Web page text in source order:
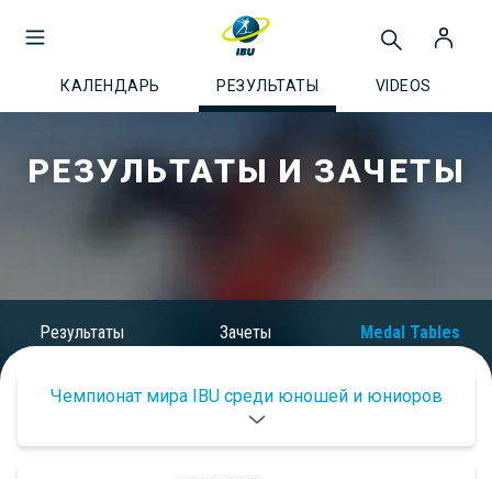
КАЛЕНДАРЬ РЕЗУЛЬТАТЫ VIDEOS
РЕЗУЛЬТАТЫ И ЗАЧЕТЫ
Результаты Зачеты Medal Tables
Чемпионат мира IBU среди юношей и юниоров